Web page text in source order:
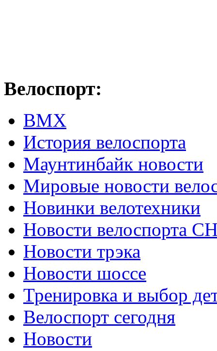
Велоспорт:
ВМХ
История велоспорта
Маунтинбайк новости
Мировые новости
Новинки велотехники
Новости велоспорта
Новости трэка
Новости шоссе
Тренировка и выбор
Велоспорт сегодня
Новости